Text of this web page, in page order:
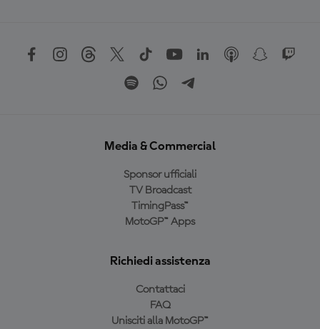
Media & Commercial
Sponsor ufficiali
TV Broadcast
TimingPass™
MotoGP™ Apps
Richiedi assistenza
Contattaci
FAQ
Unisciti alla MotoGP™